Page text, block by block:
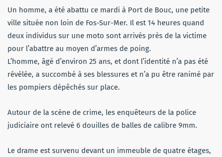
Un homme, a été abattu ce mardi à Port de Bouc, une petite
ville située non loin de Fos-Sur-Mer. Il est 14 heures quand
deux individus sur une moto sont arrivés près de la victime
pour l’abattre au moyen d’armes de poing.
L’homme, âgé d’environ 25 ans, et dont l’identité n’a pas été
révélée, a succombé à ses blessures et n’a pu être ranimé par
les pompiers dépêchés sur place.
Autour de la scène de crime, les enquêteurs de la police
judiciaire ont relevé 6 douilles de balles de calibre 9mm.
Le drame est survenu devant un immeuble de quatre étages,